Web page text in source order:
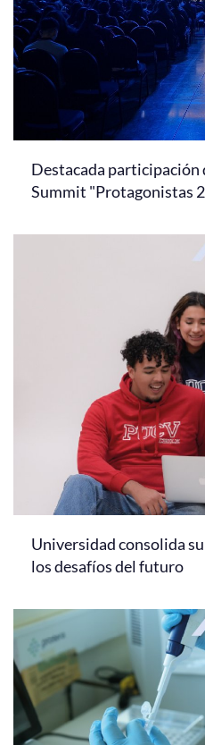
Destacada participación
Summit "Protagonistas
Universidad consolida
los desafíos del futuro